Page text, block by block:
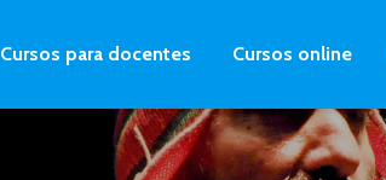
Cursos para docentes Cursos online